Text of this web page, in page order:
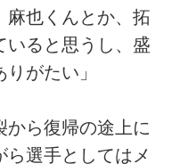
麻也くんとか、拓
いると思うし、盛
がたい」
ら復帰の途上に
選手としてはメ